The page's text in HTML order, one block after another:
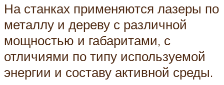
На станках применяются лазеры по
металлу и дереву с различной
мощностью и габаритами, с
отличиями по типу используемой
энергии и составу активной среды.